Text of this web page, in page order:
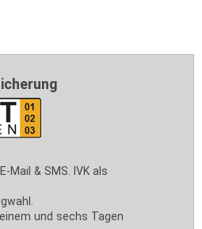
Mail & SMS. IVK als
und sechs Tagen